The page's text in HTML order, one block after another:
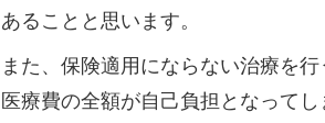
あることと思います。
また、保険適用にならない治療を
医療費の全額が自己負担となって